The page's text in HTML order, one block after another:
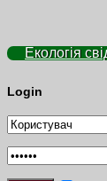
Екологія
Login